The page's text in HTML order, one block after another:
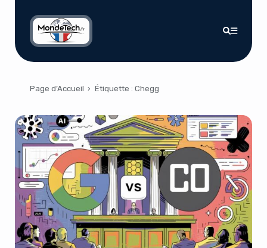
Page d’Accueil › Étiquette : Chegg